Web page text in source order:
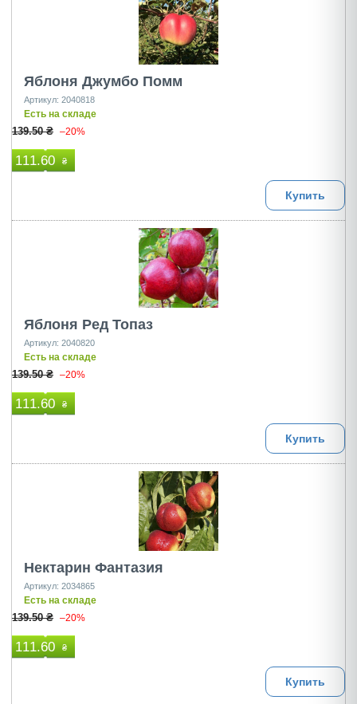
Яблоня Джумбо Помм
Артикул: 2040818
Есть на складе
139.50 ₴ –20%
111.60 ₴
Купить
Яблоня Ред Топаз
Артикул: 2040820
Есть на складе
139.50 ₴ –20%
111.60 ₴
Купить
Нектарин Фантазия
Артикул: 2034865
Есть на складе
139.50 ₴ –20%
111.60 ₴
Купить